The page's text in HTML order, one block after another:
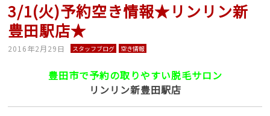
3/1(火)予約空き情報★リンリン新
豊田駅店★
2016年2月29日 スタッフブログ 空き情報
豊田市で予約の取りやすい脱毛サロン
リンリン新豊田駅店